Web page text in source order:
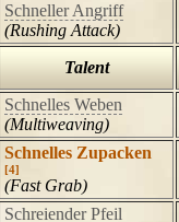
Schneller Angriff
(Rushing Attack)
Talent
Schnelles Weben
(Multiweaving)
Schnelles Zupacken
[4]
(Fast Grab)
Schreiender Pfeil